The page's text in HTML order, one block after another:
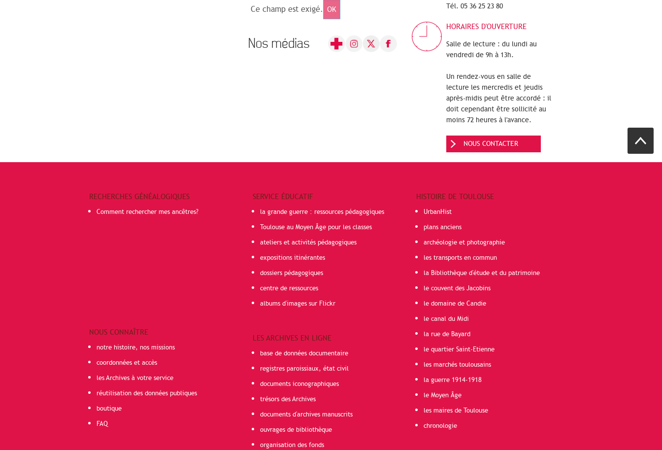
Ce champ est exigé. OK
Nos médias
Tél. 05 36 25 23 80
HORAIRES D'OUVERTURE
Salle de lecture : du lundi au
vendredi de 9h à 13h.
Un rendez-vous en salle de
lecture les mercredis et jeudis
après-midis peut être accordé : il
doit cependant être sollicité au
moins 72 heures à l'avance.
NOUS CONTACTER
RECHERCHES GÉNÉALOGIQUES
Comment rechercher mes ancêtres?
NOUS CONNAÎTRE
notre histoire, nos missions
coordonnées et accès
les Archives à votre service
réutilisation des données publiques
boutique
FAQ
SERVICE ÉDUCATIF
la grande guerre : ressources pédagogiques
Toulouse au Moyen Âge pour les classes
ateliers et activités pédagogiques
expositions itinérantes
dossiers pédagogiques
centre de ressources
albums d'images sur Flickr
LES ARCHIVES EN LIGNE
base de données documentaire
registres paroissiaux, état civil
documents iconographiques
trésors des Archives
documents d'archives manuscrits
ouvrages de bibliothèque
organisation des fonds
HISTOIRE DE TOULOUSE
UrbanHist
plans anciens
archéologie et photographie
les transports en commun
la Bibliothèque d'étude et du patrimoine
le couvent des Jacobins
le domaine de Candie
le canal du Midi
la rue de Bayard
le quartier Saint-Etienne
les marchés toulousains
la guerre 1914-1918
le Moyen Âge
les maires de Toulouse
chronologie